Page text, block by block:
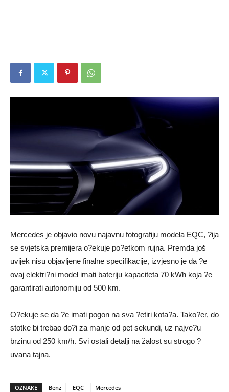
Mercedes je objavio novu najavnu fotografiju modela EQC, ?ija
se svjetska premijera o?ekuje po?etkom rujna. Premda još
uvijek nisu objavljene finalne specifikacije, izvjesno je da ?e
ovaj elektri?ni model imati bateriju kapaciteta 70 kWh koja ?e
garantirati autonomiju od 500 km.
O?ekuje se da ?e imati pogon na sva ?etiri kota?a. Tako?er, do
stotke bi trebao do?i za manje od pet sekundi, uz najve?u
brzinu od 250 km/h. Svi ostali detalji na žalost su strogo ?
uvana tajna.
OZNAKE Benz EQC Mercedes